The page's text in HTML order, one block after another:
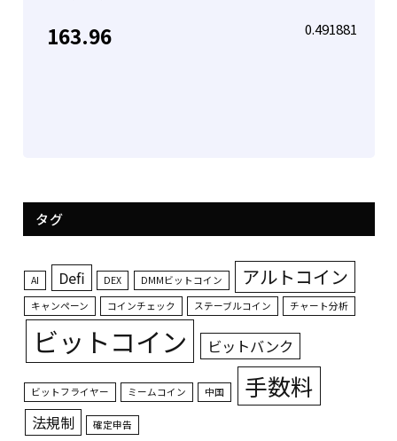
163.96 0.491881
タグ
AI Defi DEX DMMビットコイン アルトコイン
キャンペーン コインチェック ステーブルコイン チャート分析
ビットコイン ビットバンク
ビットフライヤー ミームコイン 中国 手数料
法規制 確定申告